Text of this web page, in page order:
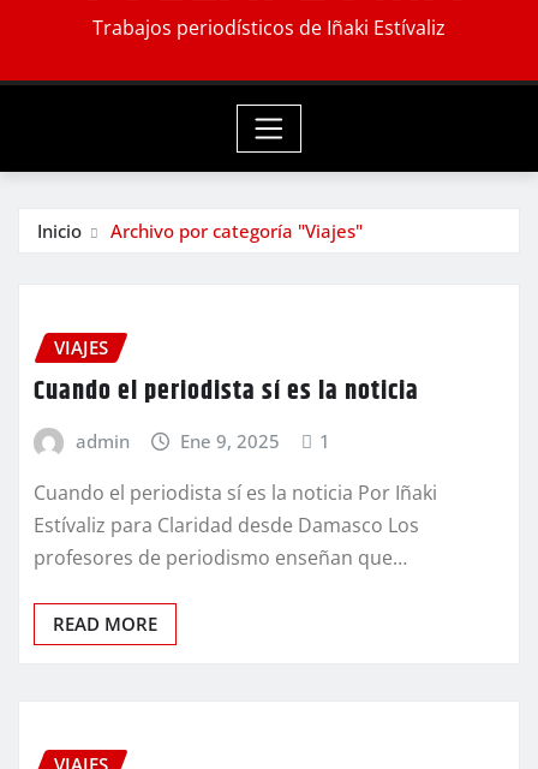
Trabajos periodísticos de Iñaki Estívaliz
Inicio Archivo por categoría "Viajes"
VIAJES
Cuando el periodista sí es la noticia
admin Ene 9, 2025 1
Cuando el periodista sí es la noticia Por Iñaki
Estívaliz para Claridad desde Damasco Los
profesores de periodismo enseñan que…
READ MORE